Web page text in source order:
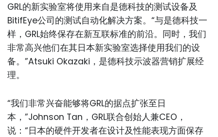
GRL的新实验室将使用来自是德科技的测试设备及
BitifEye公司的测试自动化解决方案。“与是德科技一
样，GRL始终保存在新互联标准的前沿。同时，我们
非常高兴他们在其日本新实验室选择使用我们的设
备。”Atsuki Okazaki，是德科技示波器营销扩展经
理。
“我们非常兴奋能够将GRL的据点扩张至日
本，”Johnson Tan，GRL联合创始人兼CEO，
说：“日本的硬件开发者在设计及性能表现方面保存